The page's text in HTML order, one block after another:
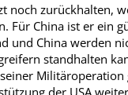
noch zurückhalten,
Für China ist er ein
und China werden
standhalten
der USA